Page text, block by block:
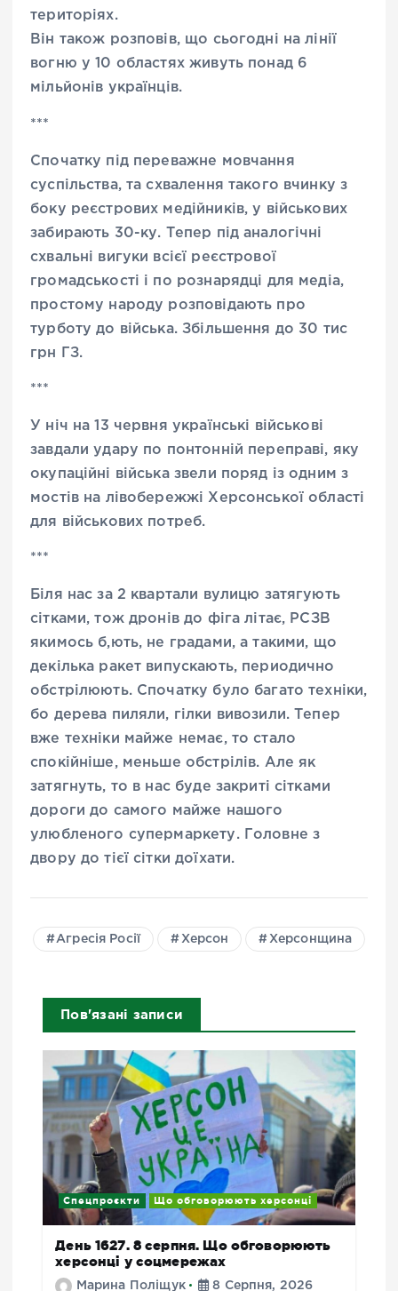
територіях.
Він також розповів, що сьогодні на лінії
вогню у 10 областях живуть понад 6
мільйонів українців.
***
Спочатку під переважне мовчання
суспільства, та схвалення такого вчинку з
боку реєстрових медійників, у військових
забирають 30-ку. Тепер під аналогічні
схвальні вигуки всієї реєстрової
громадськості і по рознарядці для медіа,
простому народу розповідають про
турботу до війська. Збільшення до 30 тис
грн ГЗ.
***
У ніч на 13 червня українські військові
завдали удару по понтонній переправі, яку
окупаційні війська звели поряд із одним з
мостів на лівобережжі Херсонської області
для військових потреб.
***
Біля нас за 2 квартали вулицю затягують
сітками, тож дронів до фіга літає, РСЗВ
якимось б,ють, не градами, а такими, що
декілька ракет випускають, периодично
обстрілюють. Спочатку було багато техніки,
бо дерева пиляли, гілки вивозили. Тепер
вже техніки майже немає, то стало
спокійніше, меньше обстрілів. Але як
затягнуть, то в нас буде закриті сітками
дороги до самого майже нашого
улюбленого супермаркету. Головне з
двору до тієї сітки доїхати.
Агресія Росії Херсон Херсонщина
Пов'язані записи
Спецпроєкти Що обговорюють херсонці
День 1627. 8 серпня. Що обговорюють
херсонці у соцмережах
Марина Поліщук 8 Серпня, 2026